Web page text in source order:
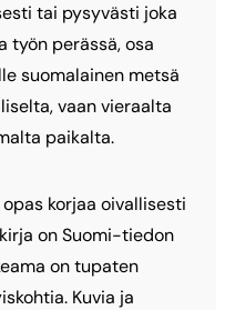
tai pysyvästi joka
työn perässä, osa
suomalainen metsä
vaan vieraalta
paikalta.
korjaa oivallisesti
on Suomi-tiedon
on tupaten
Kuvia ja